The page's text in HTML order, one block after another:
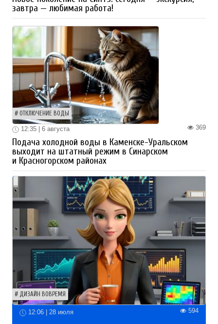
завтра — любимая работа!
ОТКЛЮЧЕНИЕ ВОДЫ
369
12:35 | 6 августа
Подача холодной воды в Каменске-Уральском
выходит на штатный режим в Синарском
и Красногорском районах
ДИЗАЙН ВОВРЕМЯ
12:06 | 28 июля 594